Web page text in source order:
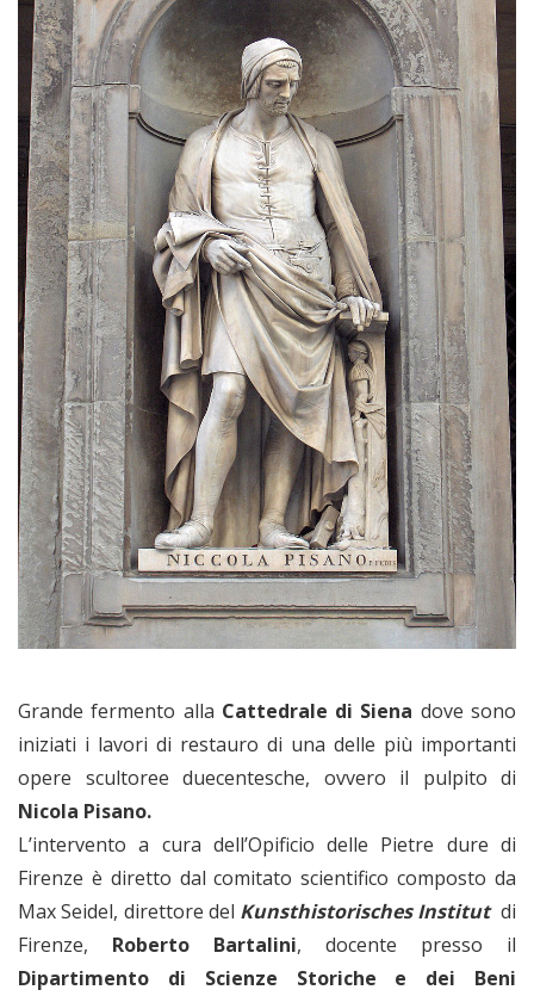
Grande fermento alla Cattedrale di Siena dove sono
iniziati i lavori di restauro di una delle più importanti
opere scultoree duecentesche, ovvero il pulpito di
Nicola Pisano.
L’intervento a cura dell’Opificio delle Pietre dure di
Firenze è diretto dal comitato scientifico composto da
Max Seidel, direttore del Kunsthistorisches Institutdi
Firenze, Roberto Bartalini, docente presso il
Dipartimento di Scienze Storiche e dei Beni